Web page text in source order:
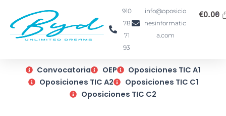
contenido
910
78
71
93
info@oposicio
nesinformatic
a.com
€0.00
Convocatoria OEP
Oposiciones TIC A1
Oposiciones TIC A2
Oposiciones TIC C1
Oposiciones TIC C2